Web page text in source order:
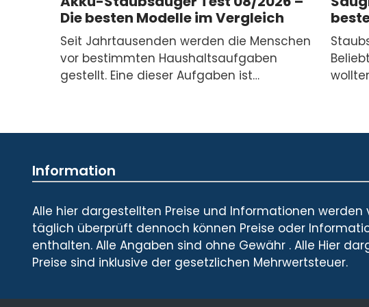
Die besten Modelle im Vergleich
Seit Jahrtausenden werden die Menschen
vor bestimmten Haushaltsaufgaben
gestellt. Eine dieser Aufgaben ist…
Information
Alle hier dargestellten Preise und Informationen werden
täglich überprüft dennoch können Preise oder
enthalten. Alle Angaben sind ohne Gewähr . Alle Hier
Preise sind inklusive der gesetzlichen Mehrwertsteuer.